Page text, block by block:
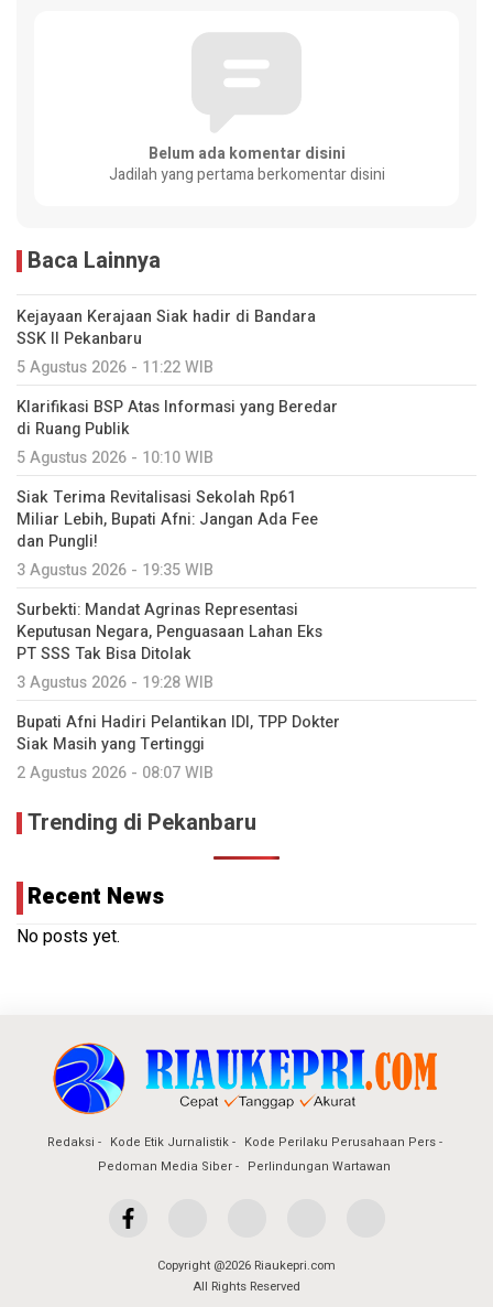
Belum ada komentar disini
Jadilah yang pertama berkomentar disini
Baca Lainnya
Kejayaan Kerajaan Siak hadir di Bandara
SSK II Pekanbaru
5 Agustus 2026 - 11:22 WIB
Klarifikasi BSP Atas Informasi yang Beredar
di Ruang Publik
5 Agustus 2026 - 10:10 WIB
Siak Terima Revitalisasi Sekolah Rp61
Miliar Lebih, Bupati Afni: Jangan Ada Fee
dan Pungli!
3 Agustus 2026 - 19:35 WIB
Surbekti: Mandat Agrinas Representasi
Keputusan Negara, Penguasaan Lahan Eks
PT SSS Tak Bisa Ditolak
3 Agustus 2026 - 19:28 WIB
Bupati Afni Hadiri Pelantikan IDI, TPP Dokter
Siak Masih yang Tertinggi
2 Agustus 2026 - 08:07 WIB
Trending di Pekanbaru
Recent News
No posts yet.
Redaksi Kode Etik Jurnalistik
Kode Perilaku Perusahaan Pers
Pedoman Media Siber
Perlindungan Wartawan
Copyright @2026 Riaukepri.com
All Rights Reserved